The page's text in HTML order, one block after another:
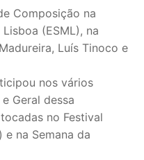
Composição na
(ESML), na
Luís Tinoco e
nos vários
Geral dessa
no Festival
e na Semana da